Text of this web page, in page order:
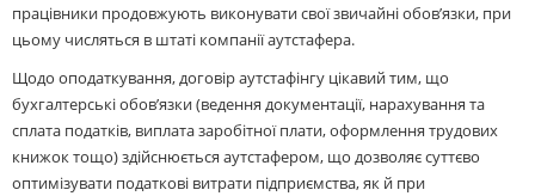
працівники продовжують виконувати свої звичайні обов’язки, при
цьому числяться в штаті компанії аутстафера.
Щодо оподаткування, договір аутстафінгу цікавий тим, що
бухгалтерські обов’язки (ведення документації, нарахування та
сплата податків, виплата заробітної плати, оформлення трудових
книжок тощо) здійснюється аутстафером, що дозволяє суттєво
оптимізувати податкові витрати підприємства, як й при